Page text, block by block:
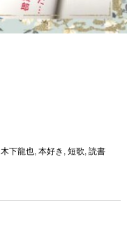
木下龍也, 本好き , 短歌, 読書